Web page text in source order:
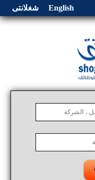
شغلانتى English